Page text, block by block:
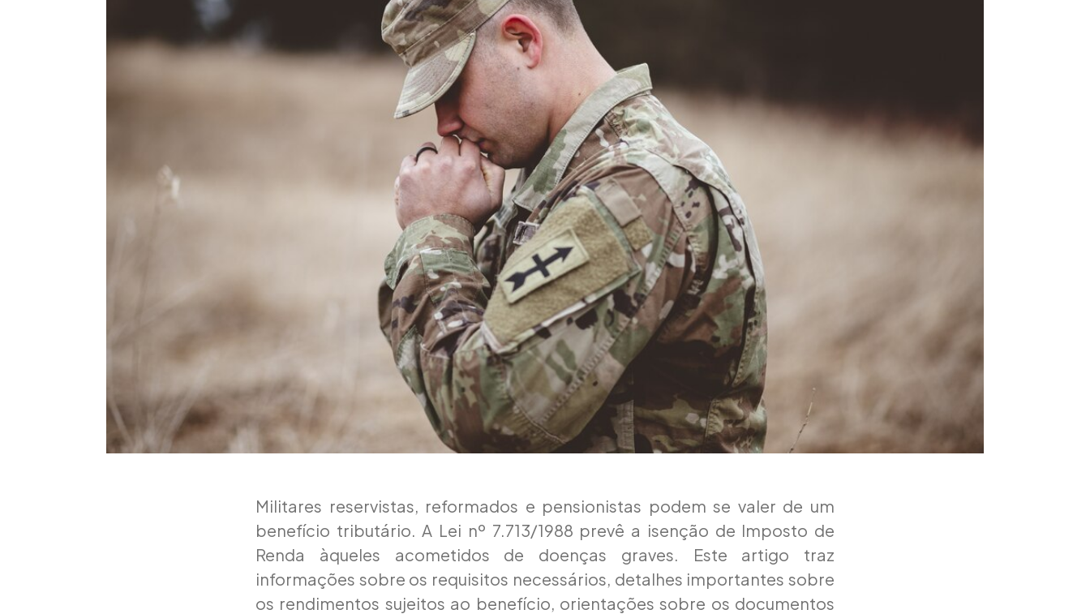
Militares reservistas, reformados e pensionistas podem se valer de um
benefício tributário. A Lei nº 7.713/1988 prevê a isenção de Imposto de
Renda àqueles acometidos de doenças graves. Este artigo traz
informações sobre os requisitos necessários, detalhes importantes sobre
os rendimentos sujeitos ao benefício, orientações sobre os documentos